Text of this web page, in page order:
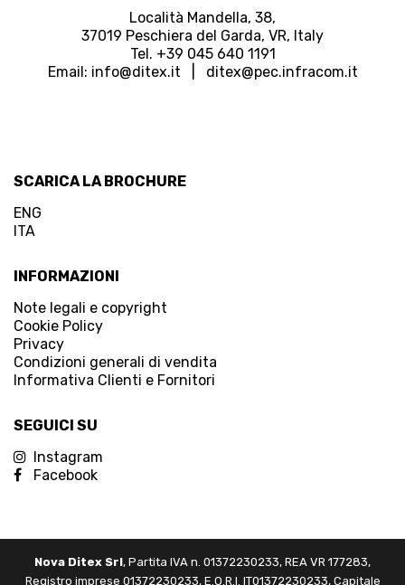
Località Mandella, 38,
37019 Peschiera del Garda, VR, Italy
Tel. +39 045 640 1191
Email: info@ditex.it | ditex@pec.infracom.it
SCARICA LA BROCHURE
ENG
ITA
INFORMAZIONI
Note legali e copyright
Cookie Policy
Privacy
Condizioni generali di vendita
Informativa Clienti e Fornitori
SEGUICI SU
Instagram
Facebook
Nova Ditex Srl, Partita IVA n. 01372230233, REA VR 177283,
Registro imprese 01372230233, E.O.R.I. IT01372230233, Capitale